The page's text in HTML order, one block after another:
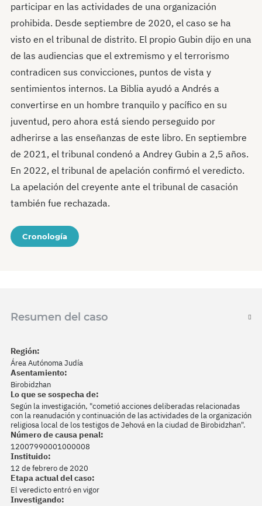
participar en las actividades de una organización
prohibida. Desde septiembre de 2020, el caso se ha
visto en el tribunal de distrito. El propio Gubin dijo en una
de las audiencias que el extremismo y el terrorismo
contradicen sus convicciones, puntos de vista y
sentimientos internos. La Biblia ayudó a Andrés a
convertirse en un hombre tranquilo y pacífico en su
juventud, pero ahora está siendo perseguido por
adherirse a las enseñanzas de este libro. En septiembre
de 2021, el tribunal condenó a Andrey Gubin a 2,5 años.
En 2022, el tribunal de apelación confirmó el veredicto.
La apelación del creyente ante el tribunal de casación
también fue rechazada.
Cronología
Resumen del caso
Región:
Área Autónoma Judía
Asentamiento:
Birobidzhan
Lo que se sospecha de:
Según la investigación, "cometió acciones deliberadas relacionadas
con la reanudación y continuación de las actividades de la organización
religiosa local de los testigos de Jehová en la ciudad de Birobidzhan".
Número de causa penal:
12007990001000008
Instituido:
12 de febrero de 2020
Etapa actual del caso:
El veredicto entró en vigor
Investigando: